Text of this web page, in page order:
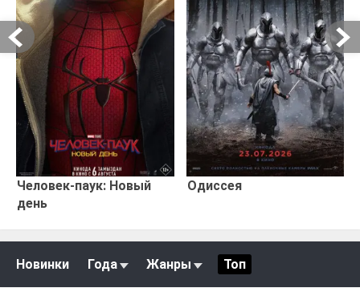
Человек-паук: Новый
день
Одиссея
Новинки Года Жанры Топ